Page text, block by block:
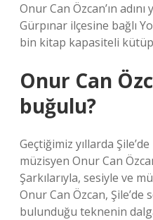
Onur Can Özcan’ın
Gürpınar ilçesine bağlı
bin kitap kapasiteli
Onur Can
buğulu?
Geçtiğimiz yıllarda
müzisyen Onur Can
Şarkılarıyla, sesiyle ve
Onur Can Özcan,
bulunduğu teknenin